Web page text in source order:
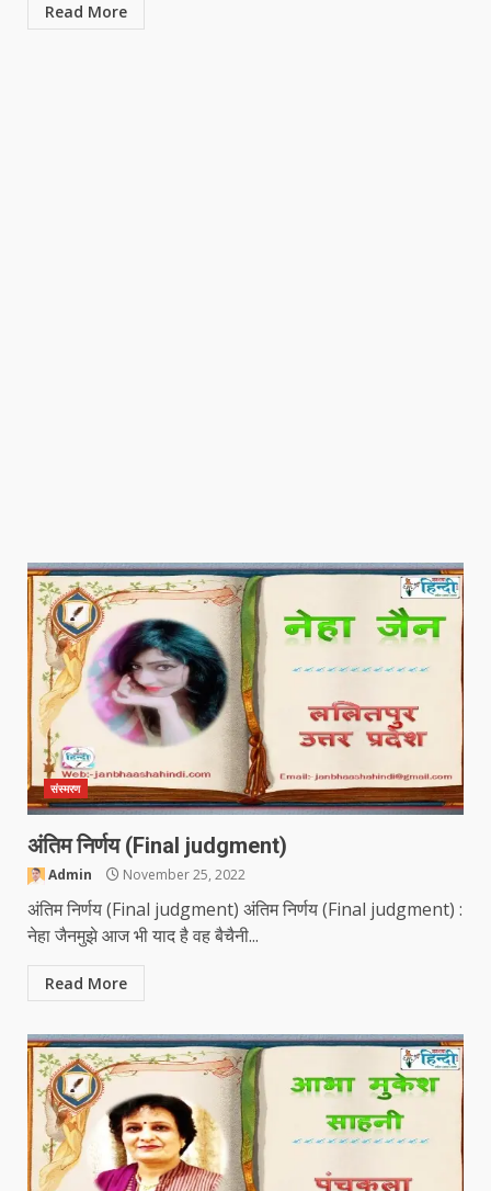
Read More
संस्मरण
अंतिम निर्णय (Final judgment)
Admin November 25, 2022
अंतिम निर्णय (Final judgment) अंतिम निर्णय (Final judgment) :
नेहा जैनमुझे आज भी याद है वह बैचैनी...
Read More